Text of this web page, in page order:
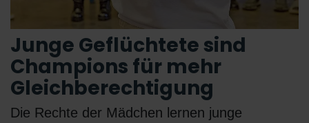
Junge Geflüchtete sind
Champions für mehr
Gleichberechtigung
Die Rechte der Mädchen lernen junge